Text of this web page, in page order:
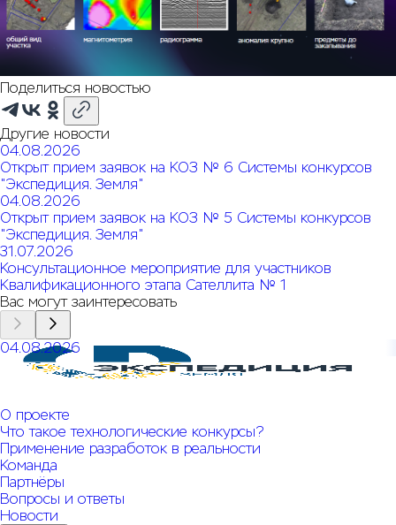
Поделиться новостью
Другие новости
04.08.2026
Открыт прием заявок на КОЗ № 6 Системы конкурсов
"Экспедиция. Земля"
04.08.2026
Открыт прием заявок на КОЗ № 5 Системы конкурсов
"Экспедиция. Земля"
31.07.2026
Консультационное мероприятие для участников
Квалификационного этапа Сателлита № 1
Вас могут заинтересовать
04.08.2026
Открыт прием заявок на КОЗ № 6 Системы конкурсов
"Экспедиция. Земля"
О проекте
Что такое технологические конкурсы?
Применение разработок в реальности
Команда
Партнёры
Вопросы и ответы
Новости